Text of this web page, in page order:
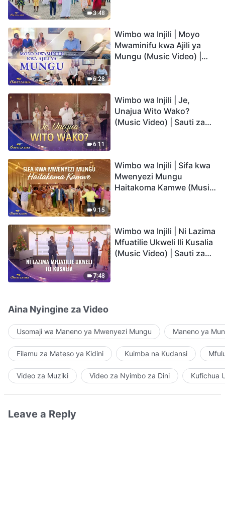
3:48
6:28
Wimbo wa Injili | Moyo
Mwaminifu kwa Ajili ya
Mungu (Music Video) |
6:11
Wimbo wa Injili | Je,
Unajua Wito Wako?
(Music Video) | Sauti za
9:15
Wimbo wa Injili | Sifa kwa
Mwenyezi Mungu
Haitakoma Kamwe (Music
7:48
Wimbo wa Injili | Ni Lazima
Mfuatilie Ukweli Ili Kusalia
(Music Video) | Sauti za
Aina Nyingine za Video
Usomaji wa Maneno ya Mwenyezi Mungu Maneno ya
Filamu za Mateso ya Kidini Kuimba na Kudansi
Video za Muziki Video za Nyimbo za Dini Kufichua
Leave a Reply